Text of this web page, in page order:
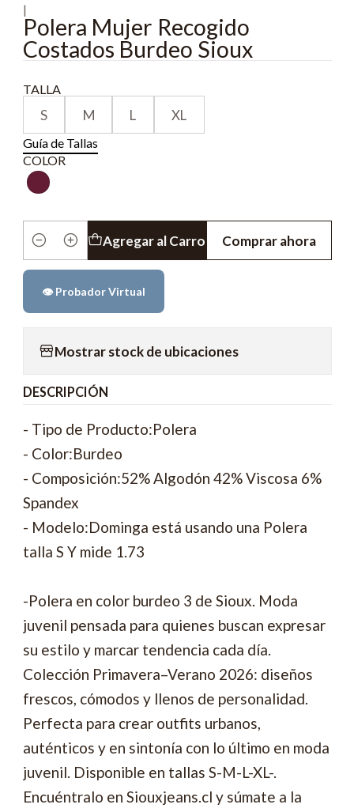
|
Polera Mujer Recogido
Costados Burdeo Sioux
TALLA
S M L XL
Guía de Tallas
COLOR
Cantidad
Agregar al Carro Comprar ahora
👁️ Probador Virtual
Mostrar stock de ubicaciones
DESCRIPCIÓN
- Tipo de Producto:Polera
- Color:Burdeo
- Composición:52% Algodón 42% Viscosa 6%
Spandex
- Modelo:Dominga está usando una Polera
talla S Y mide 1.73
-Polera en color burdeo 3 de Sioux. Moda
juvenil pensada para quienes buscan expresar
su estilo y marcar tendencia cada día.
Colección Primavera–Verano 2026: diseños
frescos, cómodos y llenos de personalidad.
Perfecta para crear outfits urbanos,
auténticos y en sintonía con lo último en moda
juvenil. Disponible en tallas S-M-L-XL-.
Encuéntralo en Siouxjeans.cl y súmate a la